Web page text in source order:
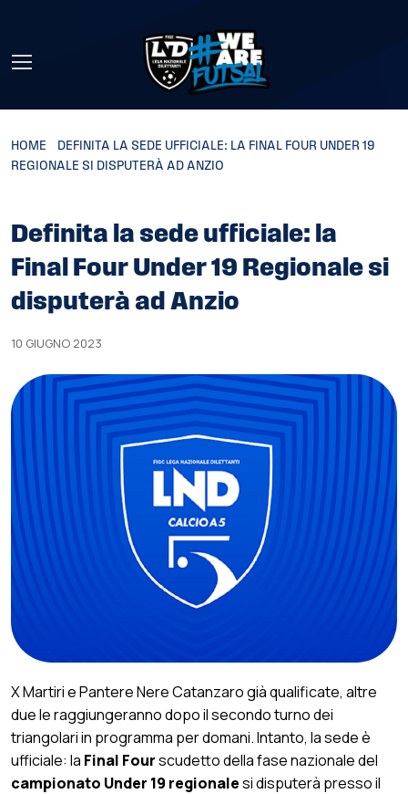
HOME
DEFINITA LA SEDE UFFICIALE: LA FINAL FOUR UNDER 19
REGIONALE SI DISPUTERÀ AD ANZIO
Definita la sede ufficiale: la
Final Four Under 19 Regionale si
disputerà ad Anzio
10 GIUGNO 2023
X Martiri e Pantere Nere Catanzaro già qualificate, altre
due le raggiungeranno dopo il secondo turno dei
triangolari in programma per domani. Intanto, la sede è
ufficiale: la Final Fourscudetto della fase nazionale del
campionato Under 19 regionalesi disputerà presso il